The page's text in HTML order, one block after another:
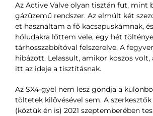
Az Active Valve olyan tisztán fut, mint
gázüzemű rendszer. Az elmúlt két
et használtam a fő kacsapuskámnak,
hóludakra lőttem vele, egy hét
tárhosszabbítóval felszerelve. A
hibázott. Lelassult, amikor koszos
itt az ideje a tisztításnak.
Az SX4-gyel nem lesz gondja a
töltetek kilövésével sem. A
(köztük én is) 2021 szeptemberében